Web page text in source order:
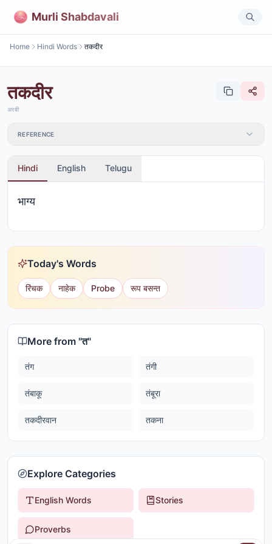
Murli Shabdavali
Home Hindi Words तकदीर
तकदीर
अरबी
REFERENCE
Hindi English Telugu
भाग्य
Today's Words
रिंचक नाहेक Probe रूप बसन्त
More from "त"
तंग तंगी
तंबाकू तंबूरा
तकदीरवान तकना
Explore Categories
English Words Stories
Proverbs